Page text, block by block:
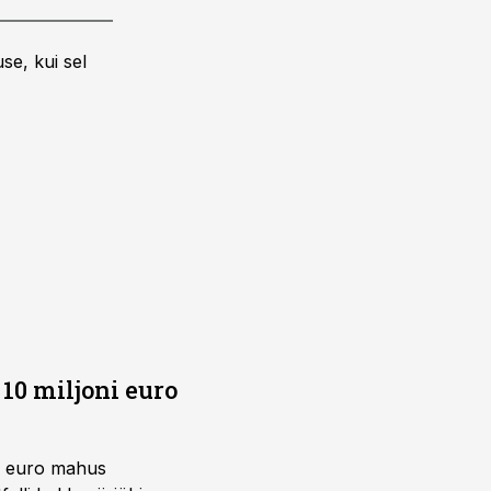
kui sel
miljoni euro
euro mahus